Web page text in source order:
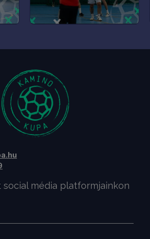
social média platformjainkon